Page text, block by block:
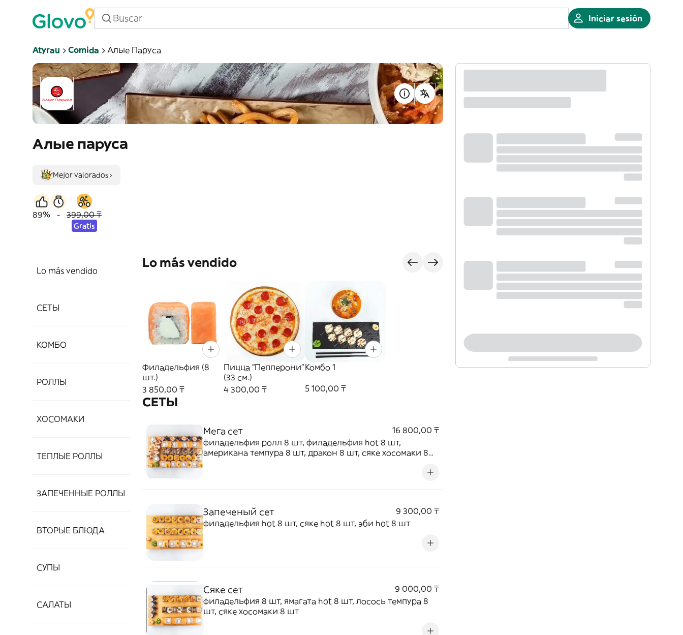
Iniciar sesión
Atyrau Comida Алые Паруса
Алые паруса
Mejor valorados ›
89% - 399,00 ₸
Gratis
Lo más vendido
СЕТЫ
КОМБО
РОЛЛЫ
ХОСОМАКИ
ТЕПЛЫЕ РОЛЛЫ
ЗАПЕЧЕННЫЕ РОЛЛЫ
ВТОРЫЕ БЛЮДА
СУПЫ
САЛАТЫ
Lo más vendido
Филадельфия (8
шт.)
3 850,00 ₸
Пицца "Пепперони"
(33 см.)
4 300,00 ₸
Комбо 1
5 100,00 ₸
СЕТЫ
Мега сет
16 800,00 ₸
филадельфия ролл 8 шт, филадельфия hot 8 шт,
американа темпура 8 шт, дракон 8 шт, сяке хосомаки 8
Запеченый сет
9 300,00 ₸
филадельфия hot 8 шт, сяке hot 8 шт, эби hot 8 шт
Сяке сет
9 000,00 ₸
филадельфия 8 шт, ямагата hot 8 шт, лосось темпура 8
шт, сяке хосомаки 8 шт